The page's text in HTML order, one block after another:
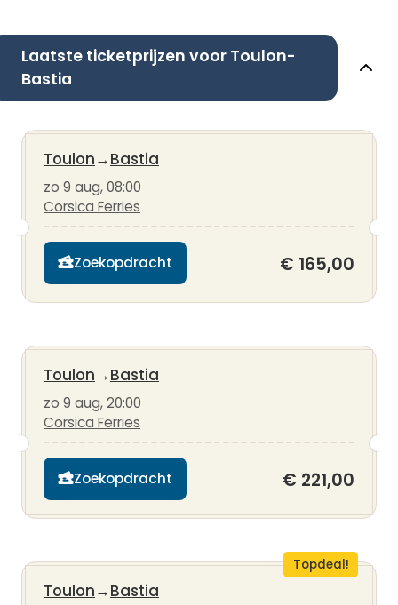
Laatste ticketprijzen voor Toulon-
Bastia
Toulon→Bastia
zo 9 aug, 08:00
Corsica Ferries
Zoekopdracht € 165,00
Toulon→Bastia
zo 9 aug, 20:00
Corsica Ferries
Zoekopdracht € 221,00
Topdeal!
Toulon→Bastia